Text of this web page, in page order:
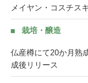
メイヤン・コスチス
栽培・醸造
仏産樽にて20か月熟
成後リリース